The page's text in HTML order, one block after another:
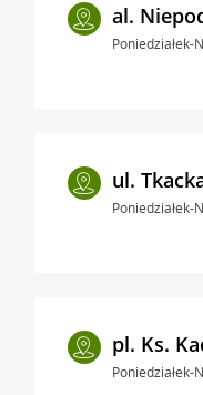
al.
Poniedziałek-
ul.
Poniedziałek-
pl. Ks.
Poniedziałek-